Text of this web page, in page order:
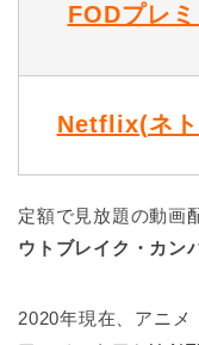
FODプレ
Netflix(ネ
定額で見放題の動画
ウトブレイク・カン
2020年現在、アニメ